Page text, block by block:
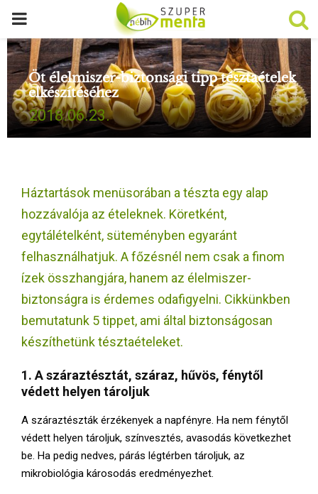
P
R
I
M
R
Y
M
Öt élelmiszer-biztonsági tipp tésztaételek
elkészítéséhez
2018.06.23.
Háztartások menüsorában a tészta egy alap
hozzávalója az ételeknek. Köretként,
egytálételként, süteményben egyaránt
felhasználhatjuk. A főzésnél nem csak a finom
ízek összhangjára, hanem az élelmiszer-
biztonságra is érdemes odafigyelni. Cikkünkben
bemutatunk 5 tippet, ami által biztonságosan
készíthetünk tésztaételeket.
1. A száraztésztát, száraz, hűvös, fénytől
védett helyen tároljuk
A száraztészták érzékenyek a napfényre. Ha nem fénytől
védett helyen tároljuk, színvesztés, avasodás következhet
be. Ha pedig nedves, párás légtérben tároljuk, az
mikrobiológia károsodás eredményezhet.